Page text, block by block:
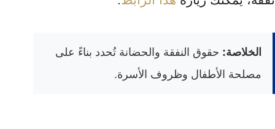
الخلاصة: حقوق النفقة والحضانة تُحدد بناءً على
مصلحة الأطفال وظروف الأسرة.